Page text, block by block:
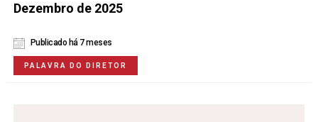
Dezembro de 2025
Publicado há 7 meses
PALAVRA DO DIRETOR